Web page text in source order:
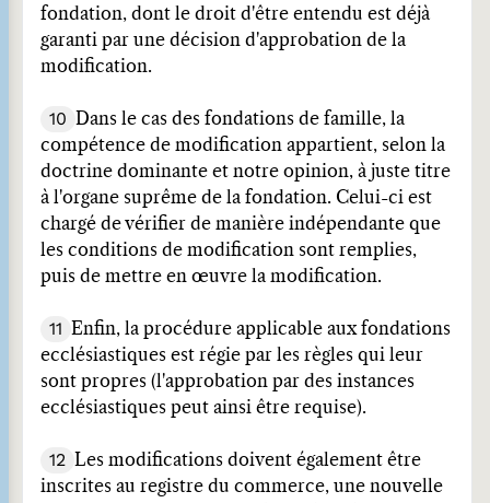
fondation, dont le droit d'être entendu est déjà
garanti par une décision d'approbation de la
modification.
10
Dans le cas des fondations de famille, la
compétence de modification appartient, selon la
doctrine dominante et notre opinion, à juste titre
à l'organe suprême de la fondation. Celui-ci est
chargé de vérifier de manière indépendante que
les conditions de modification sont remplies,
puis de mettre en œuvre la modification.
11
Enfin, la procédure applicable aux fondations
ecclésiastiques est régie par les règles qui leur
sont propres (l'approbation par des instances
ecclésiastiques peut ainsi être requise).
12
Les modifications doivent également être
inscrites au registre du commerce, une nouvelle